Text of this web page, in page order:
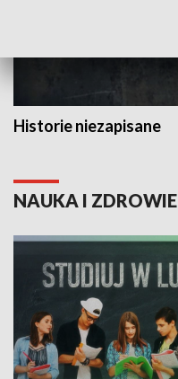
Historie niezapisane
NAUKA I ZDROWIE